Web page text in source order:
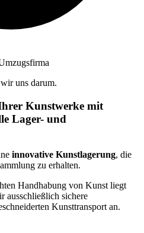
uns darum.
Kunstwerke mit
Lager- und
innovative Kunstlagerung, die
zu erhalten.
Handhabung von Kunst liegt
ausschließlich sichere
Kunsttransport an.